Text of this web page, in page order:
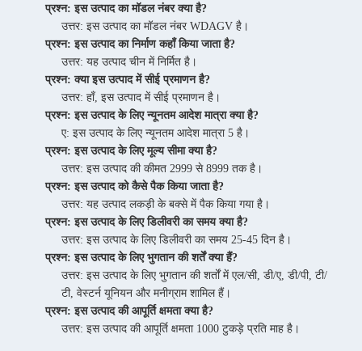
प्रश्न: इस उत्पाद का मॉडल नंबर क्या है?
उत्तर: इस उत्पाद का मॉडल नंबर WDAGV है।
प्रश्न: इस उत्पाद का निर्माण कहाँ किया जाता है?
उत्तर: यह उत्पाद चीन में निर्मित है।
प्रश्न: क्या इस उत्पाद में सीई प्रमाणन है?
उत्तर: हाँ, इस उत्पाद में सीई प्रमाणन है।
प्रश्न: इस उत्पाद के लिए न्यूनतम आदेश मात्रा क्या है?
ए: इस उत्पाद के लिए न्यूनतम आदेश मात्रा 5 है।
प्रश्न: इस उत्पाद के लिए मूल्य सीमा क्या है?
उत्तर: इस उत्पाद की कीमत 2999 से 8999 तक है।
प्रश्न: इस उत्पाद को कैसे पैक किया जाता है?
उत्तर: यह उत्पाद लकड़ी के बक्से में पैक किया गया है।
प्रश्न: इस उत्पाद के लिए डिलीवरी का समय क्या है?
उत्तर: इस उत्पाद के लिए डिलीवरी का समय 25-45 दिन है।
प्रश्न: इस उत्पाद के लिए भुगतान की शर्तें क्या हैं?
उत्तर: इस उत्पाद के लिए भुगतान की शर्तों में एल/सी, डी/ए, डी/पी, टी/
टी, वेस्टर्न यूनियन और मनीग्राम शामिल हैं।
प्रश्न: इस उत्पाद की आपूर्ति क्षमता क्या है?
उत्तर: इस उत्पाद की आपूर्ति क्षमता 1000 टुकड़े प्रति माह है।